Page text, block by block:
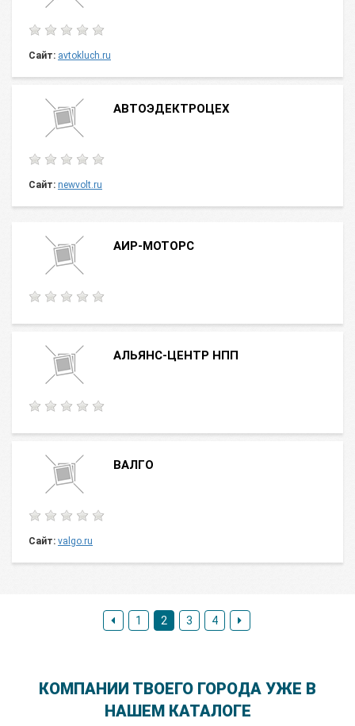
Сайт: avtokluch.ru
АВТОЭДЕКТРОЦЕХ
Сайт: newvolt.ru
АИР-МОТОРС
АЛЬЯНС-ЦЕНТР НПП
ВАЛГО
Сайт: valgo.ru
1 2 3 4
КОМПАНИИ ТВОЕГО ГОРОДА УЖЕ В
НАШЕМ КАТАЛОГЕ